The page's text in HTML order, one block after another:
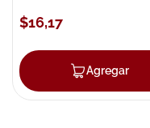
$16,17
Agregar